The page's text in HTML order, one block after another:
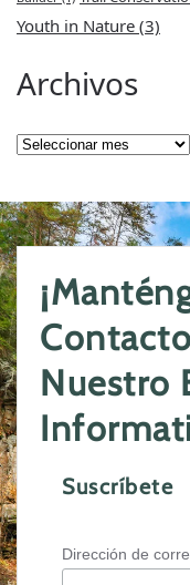
Youth in Nature (3)
Archivos
Archivos
Nuestro
Suscríbete
Dirección de